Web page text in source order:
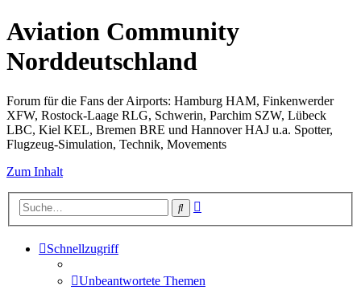
Aviation Community
Norddeutschland
Forum für die Fans der Airports: Hamburg HAM, Finkenwerder
XFW, Rostock-Laage RLG, Schwerin, Parchim SZW, Lübeck
LBC, Kiel KEL, Bremen BRE und Hannover HAJ u.a. Spotter,
Flugzeug-Simulation, Technik, Movements
Zum Inhalt
Suche
Schnellzugriff
Unbeantwortete Themen